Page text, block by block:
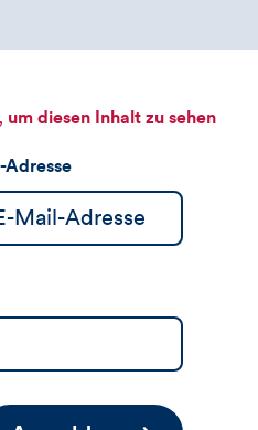
sehen
um diesen Inhalt zu sehen
Adresse